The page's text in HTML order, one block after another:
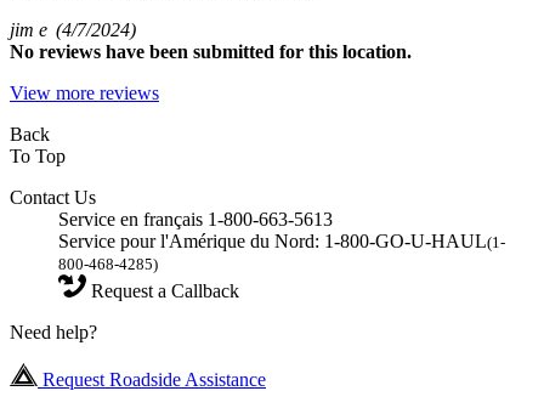
jim e (4/7/2024)
No reviews have been submitted for this location.
View more reviews
Back
To Top
Contact Us
Service en français 1-800-663-5613
Service pour l'Amérique du Nord: 1-800-GO-U-HAUL(1-
800-468-4285)
Request a Callback
Need help?
Request Roadside Assistance